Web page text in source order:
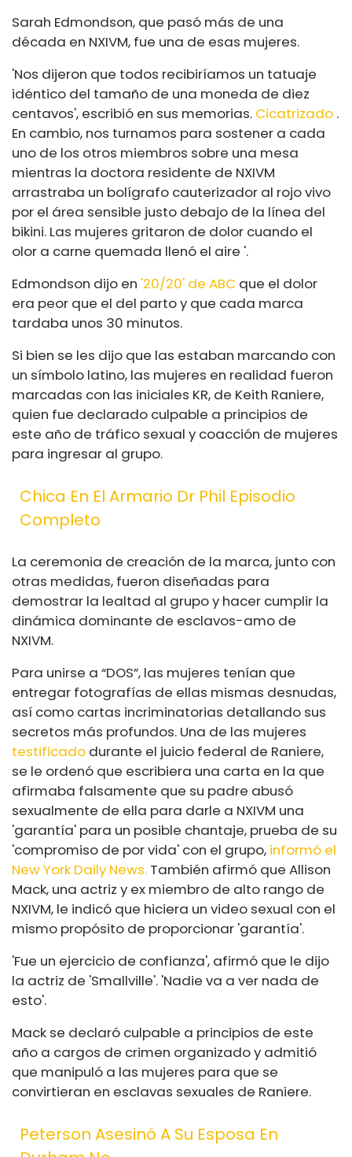
Sarah Edmondson, que pasó más de una
década en NXIVM, fue una de esas mujeres.
'Nos dijeron que todos recibiríamos un tatuaje
idéntico del tamaño de una moneda de diez
centavos', escribió en sus memorias. Cicatrizado .
En cambio, nos turnamos para sostener a cada
uno de los otros miembros sobre una mesa
mientras la doctora residente de NXIVM
arrastraba un bolígrafo cauterizador al rojo vivo
por el área sensible justo debajo de la línea del
bikini. Las mujeres gritaron de dolor cuando el
olor a carne quemada llenó el aire '.
Edmondson dijo en '20/20' de ABC que el dolor
era peor que el del parto y que cada marca
tardaba unos 30 minutos.
Si bien se les dijo que las estaban marcando con
un símbolo latino, las mujeres en realidad fueron
marcadas con las iniciales KR, de Keith Raniere,
quien fue declarado culpable a principios de
este año de tráfico sexual y coacción de mujeres
para ingresar al grupo.
Chica En El Armario Dr Phil Episodio
Completo
La ceremonia de creación de la marca, junto con
otras medidas, fueron diseñadas para
demostrar la lealtad al grupo y hacer cumplir la
dinámica dominante de esclavos-amo de
NXIVM.
Para unirse a “DOS”, las mujeres tenían que
entregar fotografías de ellas mismas desnudas,
así como cartas incriminatorias detallando sus
secretos más profundos. Una de las mujeres
testificado durante el juicio federal de Raniere,
se le ordenó que escribiera una carta en la que
afirmaba falsamente que su padre abusó
sexualmente de ella para darle a NXIVM una
'garantía' para un posible chantaje, prueba de su
'compromiso de por vida' con el grupo, informó el
New York Daily News. También afirmó que Allison
Mack, una actriz y ex miembro de alto rango de
NXIVM, le indicó que hiciera un video sexual con el
mismo propósito de proporcionar 'garantía'.
'Fue un ejercicio de confianza', afirmó que le dijo
la actriz de 'Smallville'. 'Nadie va a ver nada de
esto'.
Mack se declaró culpable a principios de este
año a cargos de crimen organizado y admitió
que manipuló a las mujeres para que se
convirtieran en esclavas sexuales de Raniere.
Peterson Asesinó A Su Esposa En